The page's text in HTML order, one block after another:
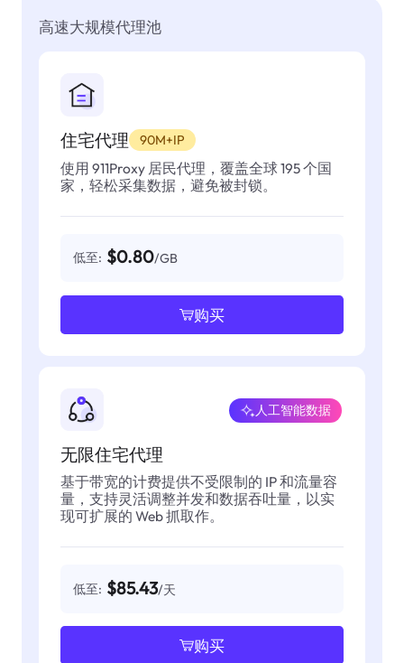
高速大规模代理池
住宅代理 90M+IP
使用 911Proxy 居民代理，覆盖全球 195 个国
家，轻松采集数据，避免被封锁。
低至: $0.80/GB
购买
无限住宅代理
人工智能数据
基于带宽的计费提供不受限制的 IP 和流量容
量，支持灵活调整并发和数据吞吐量，以实
现可扩展的 Web 抓取作。
低至: $85.43/天
购买